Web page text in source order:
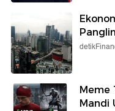
Meme
Mandi